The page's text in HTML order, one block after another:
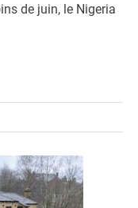
de juin, le Nigeria